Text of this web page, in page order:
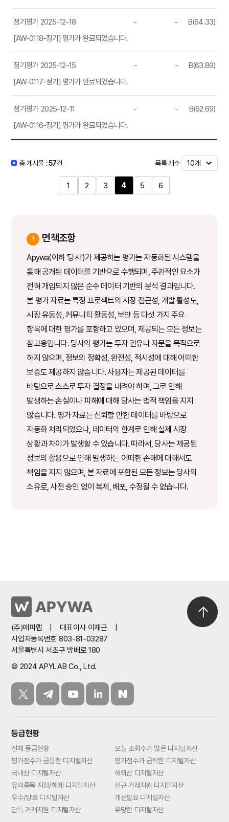
정기평가 2025-12-18 - -
B(64.33)
[AW-0118-정기] 평가가 완료되었습니다.
정기평가 2025-12-15 - -
B(63.89)
[AW-0117-정기] 평가가 완료되었습니다.
정기평가 2025-12-11 - -
B(62.69)
[AW-0116-정기] 평가가 완료되었습니다.
총 게시물 :57건
1 2 3 4 5 6
목록 개수
면책조항
Apywa(이하 '당사')가 제공하는 평가는 자동화된 시스템을
통해 공개된 데이터를 기반으로 수행되며, 주관적인 요소가
전혀 개입되지 않은 순수 데이터 기반의 분석 결과입니다.
본 평가 자료는 특정 프로젝트의 시장 접근성, 개발 활성도,
시장 유동성, 커뮤니티 활동성, 보안 등 다섯 가지 주요
항목에 대한 평가를 포함하고 있으며, 제공되는 모든 정보는
참고용입니다. 당사의 평가는 투자 권유나 자문을 목적으로
하지 않으며, 정보의 정확성, 완전성, 적시성에 대해 어떠한
보증도 제공하지 않습니다. 사용자는 제공된 데이터를
바탕으로 스스로 투자 결정을 내려야 하며, 그로 인해
발생하는 손실이나 피해에 대해 당사는 법적 책임을 지지
않습니다. 평가 자료는 신뢰할 만한 데이터를 바탕으로
자동화 처리되었으나, 데이터의 한계로 인해 실제 시장
상황과 차이가 발생할 수 있습니다. 따라서, 당사는 제공된
정보의 활용으로 인해 발생하는 어떠한 손해에 대해서도
책임을 지지 않으며, 본 자료에 포함된 모든 정보는 당사의
소유로, 사전 승인 없이 복제, 배포, 수정될 수 없습니다.
(주)애피랩 대표이사 이재근
사업자등록번호 803-81-03287
서울특별시 서초구 방배로 180
© 2024 APYLAB Co., Ltd.
등급현황
전체 등급현황
오늘 조회수가 많은 디지털자산
평가점수가 급등한 디지털자산
평가점수가 급락한 디지털자산
국내산 디지털자산
해외산 디지털자산
유의종목 지정/해제 디지털자산
신규 거래지원 디지털자산
우수/양호 디지털자산
개선필요 디지털자산
단독 거래지원 디지털자산
유망한 디지털자산